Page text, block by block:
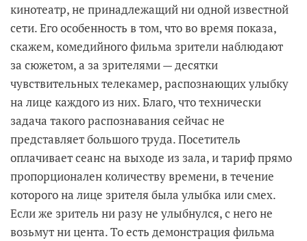
кинотеатр, не принадлежащий ни одной известной
сети. Его особенность в том, что во время показа,
скажем, комедийного фильма зрители наблюдают
за сюжетом, а за зрителями — десятки
чувствительных телекамер, распознающих улыбку
на лице каждого из них. Благо, что технически
задача такого распознавания сейчас не
представляет большого труда. Посетитель
оплачивает сеанс на выходе из зала, и тариф прямо
пропорционален количеству времени, в течение
которого на лице зрителя была улыбка или смех.
Если же зритель ни разу не улыбнулся, с него не
возьмут ни цента. То есть демонстрация фильма